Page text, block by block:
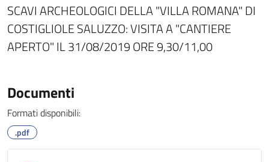
SCAVI ARCHEOLOGICI DELLA "VILLA ROMANA" DI
COSTIGLIOLE SALUZZO: VISITA A "CANTIERE
APERTO" IL 31/08/2019 ORE 9,30/11,00
Documenti
Formati disponibili:
.pdf